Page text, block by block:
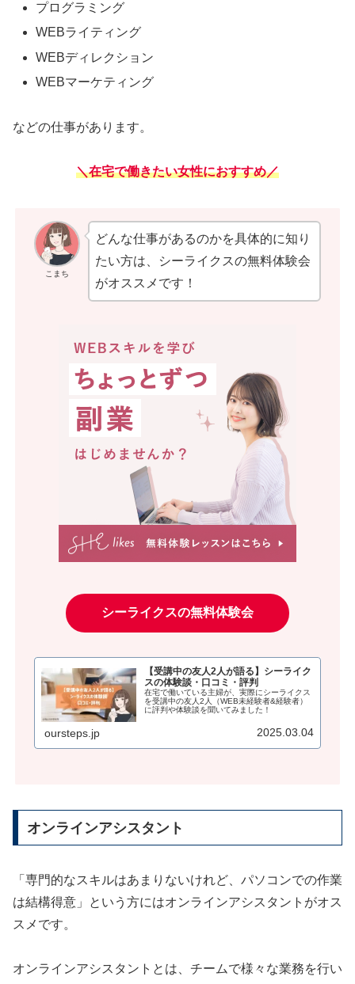
プログラミング
WEBライティング
WEBディレクション
WEBマーケティング
などの仕事があります。
＼在宅で働きたい女性におすすめ／
こまち
どんな仕事があるのかを具体的に知り
たい方は、シーライクスの無料体験会
がオススメです！
シーライクスの無料体験会
【受講中の友人2人が語る】シーライク
スの体験談・口コミ・評判
在宅で働いている主婦が、実際にシーライクス
を受講中の友人2人（WEB未経験者&経験者）
に評判や体験談を聞いてみました！
oursteps.jp 2025.03.04
オンラインアシスタント
「専門的なスキルはあまりないけれど、パソコンでの作業
は結構得意」という方にはオンラインアシスタントがオス
スメです。
オンラインアシスタントとは、チームで様々な業務を行い